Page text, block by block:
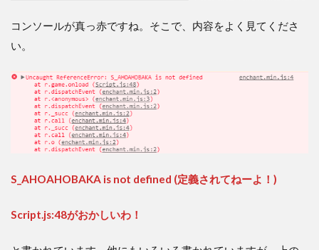
コンソールが真っ赤ですね。そこで、内容をよく見てくださ
い。
S_AHOAHOBAKA is not defined (定義されてねーよ！)
Script.js:48がおかしいわ！